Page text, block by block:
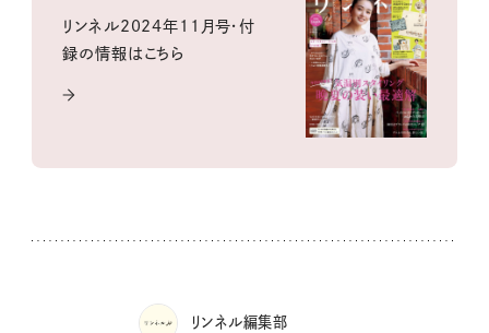
リンネル2024年11月号・付
録の情報はこちら
リンネル編集部